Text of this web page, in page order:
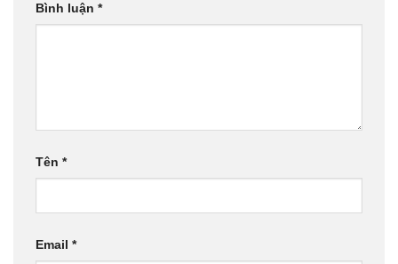
Bình luận *
Tên *
Email *